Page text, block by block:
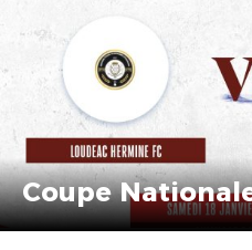
Coupe